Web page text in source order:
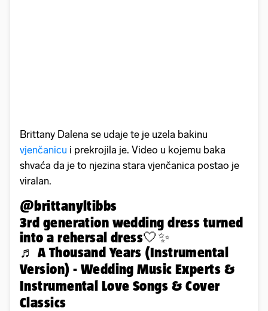
Brittany Dalena se udaje te je uzela bakinu
vjenčanicu i prekrojila je. Video u kojemu baka
shvaća da je to njezina stara vjenčanica postao je
viralan.
@brittanyltibbs
3rd generation wedding dress turned
into a rehersal dress🤍✨
♬ A Thousand Years (Instrumental
Version) - Wedding Music Experts &
Instrumental Love Songs & Cover
Classics